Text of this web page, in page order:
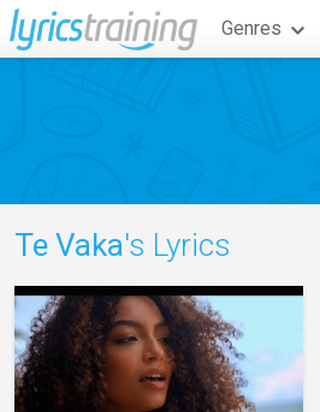
Genres
Te Vaka's Lyrics